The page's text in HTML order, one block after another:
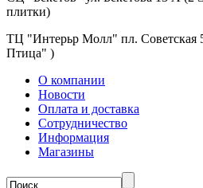
плитки)
ТЦ "Интерьр Молл" пл.
Птица" )
О компании
Новости
Оплата и доставка
Сотрудничество
Информация
Магазины